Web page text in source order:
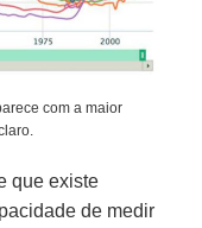
com a maior
que existe
de medir